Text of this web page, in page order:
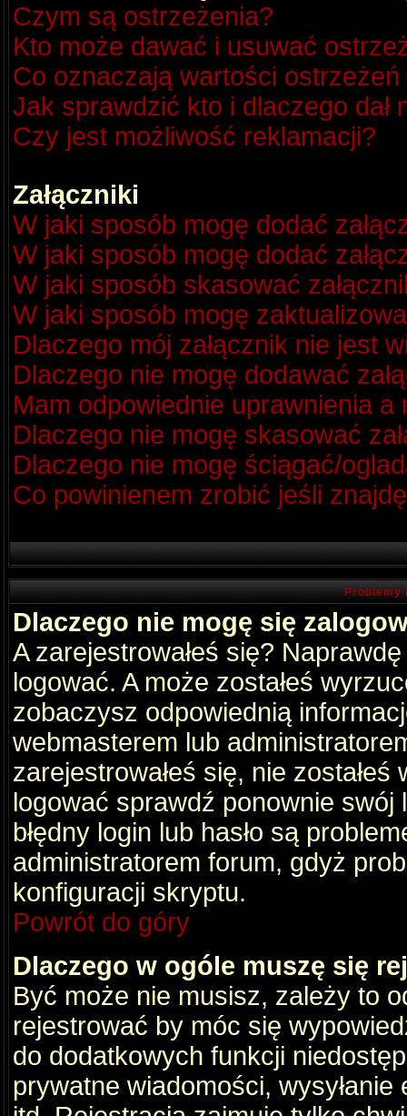
Czym są ostrzeżenia?
Kto może dawać i usuwać
Co oznaczają wartości
Jak sprawdzić kto i dlaczego dał
Czy jest możliwość reklamacji?
Załączniki
W jaki sposób mogę dodać
W jaki sposób mogę dodać
W jaki sposób skasować
W jaki sposób mogę
Dlaczego mój załącznik nie jest
Dlaczego nie mogę dodawać
Mam odpowiednie uprawnienia a
Dlaczego nie mogę skasować
Dlaczego nie mogę ściągać/
Co powinienem zrobić jeśli
Problemy
Dlaczego nie mogę się
A zarejestrowałeś się?
logować. A może zostałeś
zobaczysz odpowiednią
webmasterem lub
zarejestrowałeś się, nie
logować sprawdź ponownie swój
błędny login lub hasło są
administratorem forum, gdyż
konfiguracji skryptu.
Powrót do góry
Dlaczego w ogóle muszę się
Być może nie musisz, zależy to
rejestrować by móc się
do dodatkowych funkcji
prywatne wiadomości,